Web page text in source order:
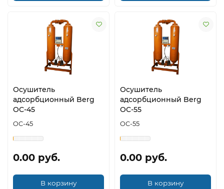
Осушитель
адсорбционный Berg
OC-45
OC-45
0.00 руб.
В корзину
Осушитель
адсорбционный Berg
OC-55
OC-55
0.00 руб.
В корзину